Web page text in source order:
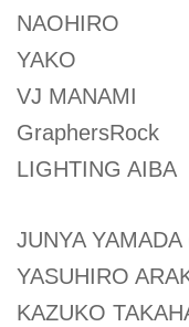
NAOHIRO
YAKO
VJ MANAMI
GraphersRock
LIGHTING AIBA
JUNYA
YASUHIRO
KAZUKO